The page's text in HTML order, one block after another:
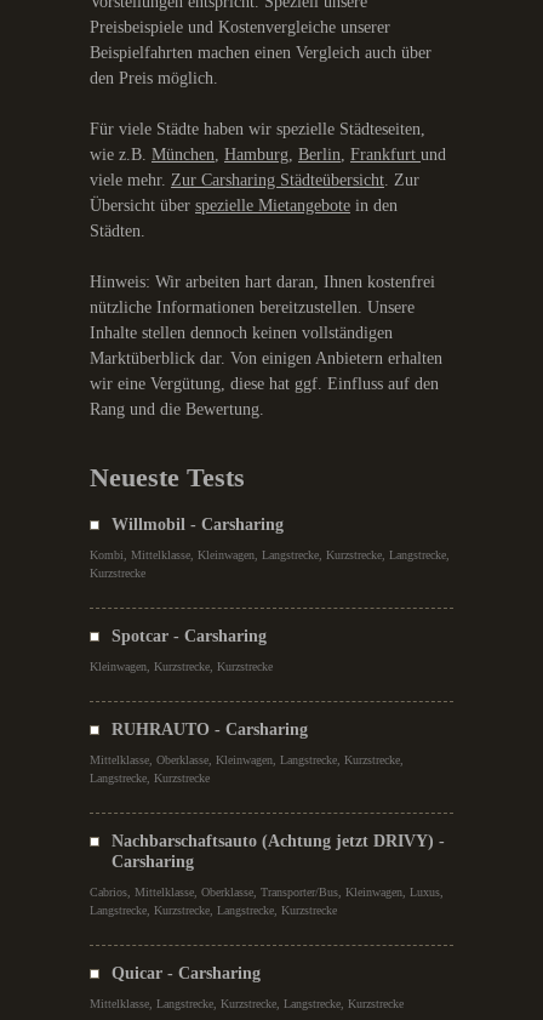
Preisbeispiele und Kostenvergleiche unserer
Beispielfahrten machen einen Vergleich auch über
den Preis möglich.
Für viele Städte haben wir spezielle Städteseiten,
wie z.B. München Hamburg Berlin Frankfurt und
viele mehr. Zur Carsharing Städteübersicht . Zur
Übersicht über spezielle Mietangebote in den
Städten.
Hinweis: Wir arbeiten hart daran, Ihnen kostenfrei
nützliche Informationen bereitzustellen. Unsere
Inhalte stellen dennoch keinen vollständigen
Marktüberblick dar. Von einigen Anbietern erhalten
wir eine Vergütung, diese hat ggf. Einfluss auf den
Rang und die Bewertung.
Neueste Tests
Willmobil - Carsharing
Kombi, Mittelklasse, Kleinwagen, Langstrecke, Kurzstrecke, Langstrecke,
Kurzstrecke
Spotcar - Carsharing
Kleinwagen, Kurzstrecke, Kurzstrecke
RUHRAUTO - Carsharing
Mittelklasse, Oberklasse, Kleinwagen, Langstrecke, Kurzstrecke,
Langstrecke, Kurzstrecke
Nachbarschaftsauto (Achtung jetzt DRIVY) -
Carsharing
Cabrios, Mittelklasse, Oberklasse, Transporter/Bus, Kleinwagen, Luxus,
Langstrecke, Kurzstrecke, Langstrecke, Kurzstrecke
Quicar - Carsharing
Mittelklasse, Langstrecke, Kurzstrecke, Langstrecke, Kurzstrecke